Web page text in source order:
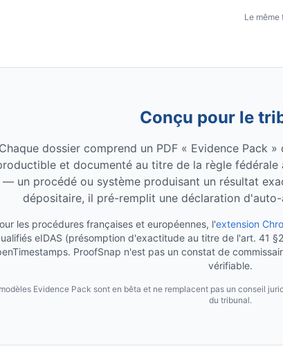
Le même
Conçu pour le
Chaque dossier comprend un PDF « Evidence Pack
et documenté au titre de la règle fédérale
— un procédé ou système produisant un résultat
dépositaire, il pré-remplit une déclaration
les procédures françaises et européennes, l'extension
eIDAS (présomption d'exactitude au titre de l'art. 41
ProofSnap n'est pas un constat de
vérifiable.
Evidence Pack sont en bêta et ne remplacent pas un conseil
du tribunal.